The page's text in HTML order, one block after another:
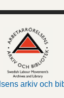
arkiv och